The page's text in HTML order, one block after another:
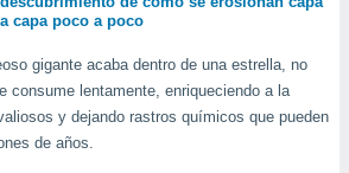
a capa poco a poco
gigante acaba dentro de una estrella, no
consume lentamente, enriqueciendo a la
y dejando rastros químicos que pueden
de años.